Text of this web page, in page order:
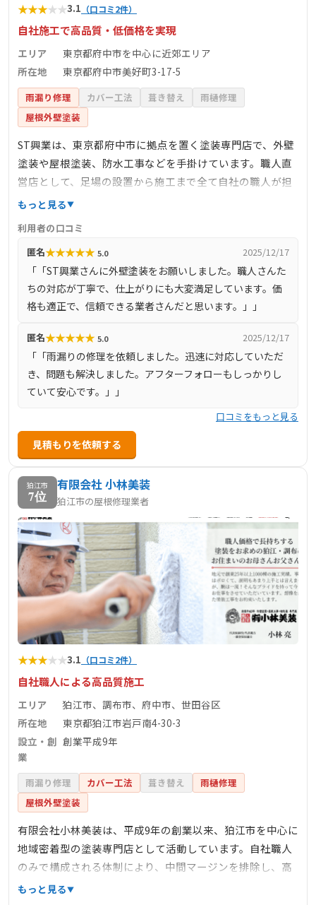
★★★★★3.1 （口コミ2件）
自社施工で高品質・低価格を実現
エリア
東京都府中市を中心に近郊エリア
所在地
東京都府中市美好町3-17-5
雨漏り修理 カバー工法 葺き替え
雨樋修理
屋根外壁塗装
ST興業は、東京都府中市に拠点を置く塗装専門店で、外壁
塗装や屋根塗装、防水工事などを手掛けています。職人直
営店として、足場の設置から施工まで全て自社の職人が担
当し、下請け業者を介さないことで中間マージンを排除
的にこだわり、外壁や屋根の塗装を通じて、長期間安心し
て住める住環境を提供することを目指しています。お客様
とのコミュニケーションを重視し、工事の進捗状況を日々
報告することで、不安や疑問を解消し、信頼関係を築いて
います。府中市を中心に、東京都全域および近隣県にも対
もっと見る
利用者の口コミ
匿名★★★★★ 5.0 2025/12/17
「「ST興業さんに外壁塗装をお願いしました。職人さんた
ちの対応が丁寧で、仕上がりにも大変満足しています。価
格も適正で、信頼できる業者さんだと思います。」」
匿名★★★★★ 5.0 2025/12/17
「「雨漏りの修理を依頼しました。迅速に対応していただ
き、問題も解決しました。アフターフォローもしっかりし
ていて安心です。」」
口コミをもっと見る
見積もりを依頼する
狛江市
7位
有限会社 小林美装
狛江市の屋根修理業者
★★★★★3.1 （口コミ2件）
自社職人による高品質施工
エリア
狛江市、調布市、府中市、世田谷区
所在地
東京都狛江市岩戸南4-30-3
設立・創
業
創業平成9年
雨漏り修理 カバー工法 葺き替え
雨樋修理
屋根外壁塗装
有限会社小林美装は、平成9年の創業以来、狛江市を中心に
地域密着型の塗装専門店として活動しています。自社職人
のみで構成される体制により、中間マージンを排除し、高
品質な施工を適正価格で提供しています。特に下地処理に
もっと見る